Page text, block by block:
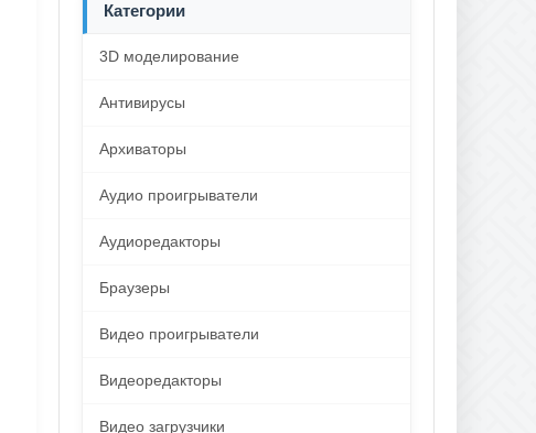
Категории
3D моделирование
Антивирусы
Архиваторы
Аудио проигрыватели
Аудиоредакторы
Браузеры
Видео проигрыватели
Видеоредакторы
Видео загрузчики